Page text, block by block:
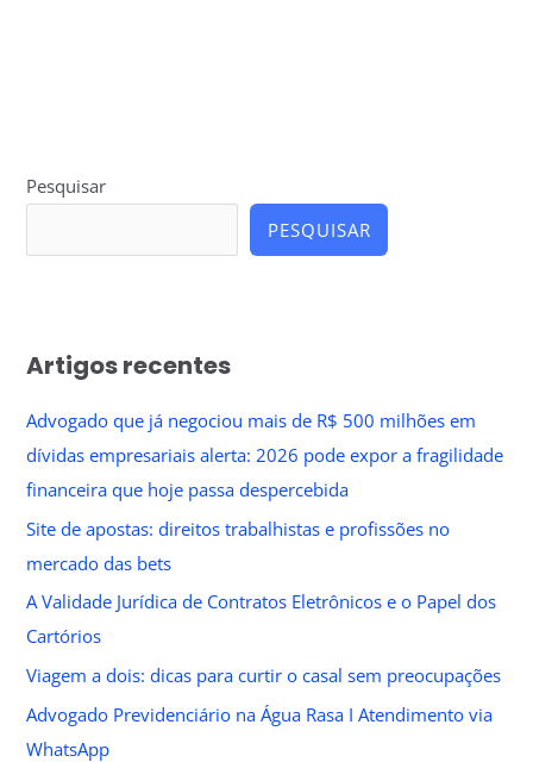
Pesquisar
PESQUISAR
Artigos recentes
Advogado que já negociou mais de R$ 500 milhões em
dívidas empresariais alerta: 2026 pode expor a fragilidade
financeira que hoje passa despercebida
Site de apostas: direitos trabalhistas e profissões no
mercado das bets
A Validade Jurídica de Contratos Eletrônicos e o Papel dos
Cartórios
Viagem a dois: dicas para curtir o casal sem preocupações
Advogado Previdenciário na Água Rasa I Atendimento via
WhatsApp